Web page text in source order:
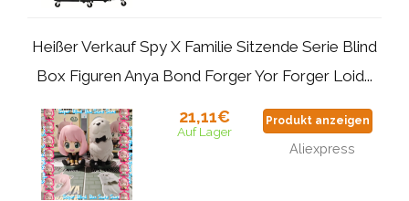
Heißer Verkauf Spy X Familie Sitzende Serie Blind
Box Figuren Anya Bond Forger Yor Forger Loid...
21,11€
Auf Lager
Produkt anzeigen
Aliexpress